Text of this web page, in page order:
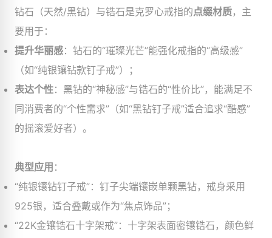
钻石（天然/黑钻）与锆石是克罗心戒指的点缀材质，主
要用于：
提升华丽感​：钻石的“璀璨光芒”能强化戒指的“高级感”
（如“纯银镶钻款钉子戒”）；
表达个性​：黑钻的“神秘感”与锆石的“性价比”，能满足不
同消费者的“个性需求”（如“黑钻钉子戒”适合追求“酷感”
的摇滚爱好者）。
典型应用 ​：
“纯银镶钻钉子戒”：钉子尖端镶嵌单颗黑钻，戒身采用
925银，适合叠戴或作为“焦点饰品”；
“22K金镶锆石十字架戒”：十字架表面密镶锆石，颜色鲜